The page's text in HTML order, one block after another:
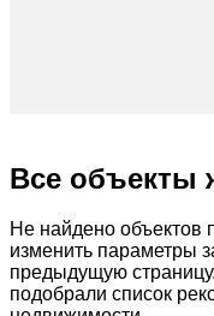
Все объекты
Не найдено объектов
изменить параметры
предыдущую
подобрали список